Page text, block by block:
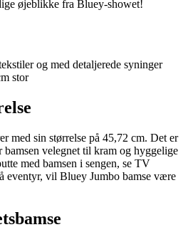
øjeblikke fra Bluey-showet!
og med detaljerede syninger
stor
med sin størrelse på 45,72 cm. Det er
bamsen velegnet til kram og hyggelige
med bamsen i sengen, se TV
eventyr, vil Bluey Jumbo bamse være